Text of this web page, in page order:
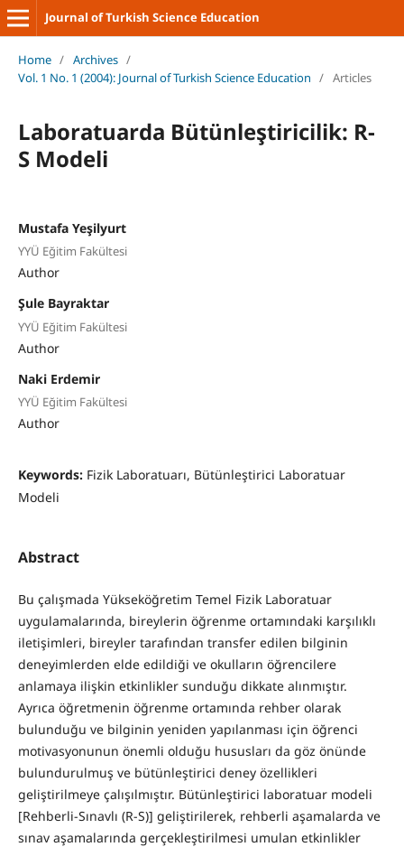
Journal of Turkish Science Education
Home / Archives /
Vol. 1 No. 1 (2004): Journal of Turkish Science Education / Articles
Laboratuarda Bütünleştiricilik: R-
S Modeli
Mustafa Yeşilyurt
YYÜ Eğitim Fakültesi
Author
Şule Bayraktar
YYÜ Eğitim Fakültesi
Author
Naki Erdemir
YYÜ Eğitim Fakültesi
Author
Keywords: Fizik Laboratuarı, Bütünleştirici Laboratuar
Modeli
Abstract
Bu çalışmada Yükseköğretim Temel Fizik Laboratuar
uygulamalarında, bireylerin öğrenme ortamındaki karşılıklı
iletişimleri, bireyler tarafından transfer edilen bilginin
deneyimlerden elde edildiği ve okulların öğrencilere
anlamaya ilişkin etkinlikler sunduğu dikkate alınmıştır.
Ayrıca öğretmenin öğrenme ortamında rehber olarak
bulunduğu ve bilginin yeniden yapılanması için öğrenci
motivasyonunun önemli olduğu hususları da göz önünde
bulundurulmuş ve bütünleştirici deney özellikleri
geliştirilmeye çalışılmıştır. Bütünleştirici laboratuar modeli
[Rehberli-Sınavlı (R-S)] geliştirilerek, rehberli aşamalarda ve
sınav aşamalarında gerçekleştirilmesi umulan etkinlikler